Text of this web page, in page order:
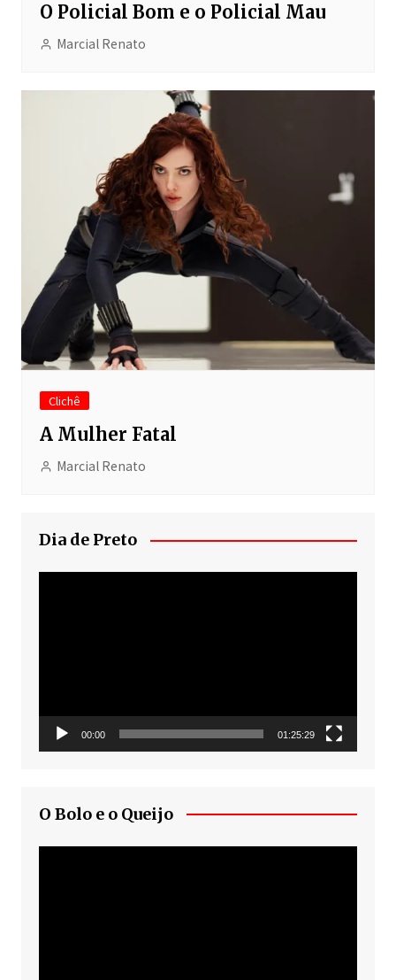
O Policial Bom e o Policial Mau
Marcial Renato
Clichê
A Mulher Fatal
Marcial Renato
Dia de Preto
00:00 01:25:29
O Bolo e o Queijo